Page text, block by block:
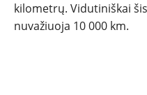
kilometrų. Vidutiniškai
nuvažiuoja 10 000 km.